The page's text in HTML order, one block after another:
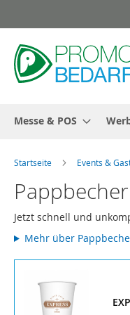
Inhalt
springen
Messe & POS
Startseite Events &
Jetzt schnell und
Mehr über